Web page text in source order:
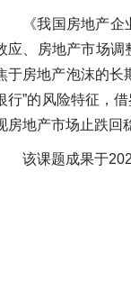
《我国房地产
应、房地产市场调
于房地产泡沫的长
行”的风险特征，
房地产市场止跌回
该课题成果于